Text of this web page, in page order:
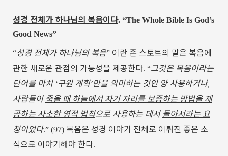
성경 전체가 하나님의 복음이다. “The Whole Bible Is God’s
Good News”
“성경 전체가 하나님의 복음” 이란 존 스토트의 말은 복음에
관한새로운 관점의 가능성을 제공한다. “그것은 복음이라는
단어를 마치 ‘구원 계획’만을 의미하는 것인 양 사용하거나,
사람들이 죽을 때 하늘에서 자기 자리를 보증하는 방법을 제
공하는 사소한 영적 법칙으로 사용하는 데서 돌아서라는 요
청이었다.” (97) 복음은 성경 이야기 전체로 이뤄진 좋은 소
식으로 이야기해야 한다.